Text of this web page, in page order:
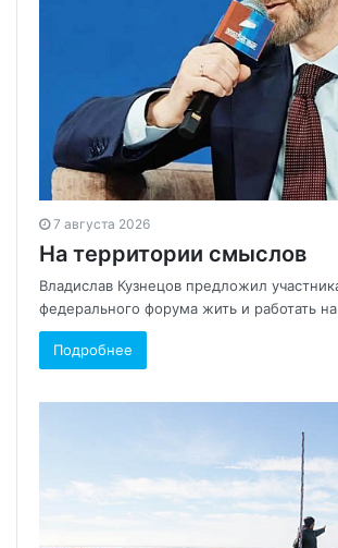
7 августа 2026
На территории смыслов
Владислав Кузнецов предложил
федерального форума жить и работать
Подробнее